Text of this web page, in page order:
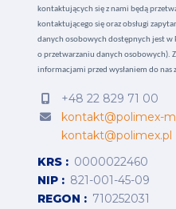
kontaktujących się z nami będą
kontaktującego się oraz obsługi
danych osobowych dostępnych jest w
o przetwarzaniu danych osobowych).
informacjami przed wysłaniem do nas
+48 22 829 71 00
kontakt@polimex-
kontakt@polimex.pl
KRS
0000022460
NIP
821-001-45-09
REGON
710252031